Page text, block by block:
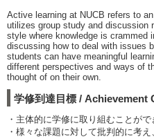
Active learning at NUCB refers to
utilizes group study and discussion
style where knowledge is
discussing how to deal with issues
students can have meaningful
different perspectives and ways of
thought of on their own.
学修到達目標 / Achievement
・主体的に学修に取り組むことがで
・様々な課題に対して批判的に考